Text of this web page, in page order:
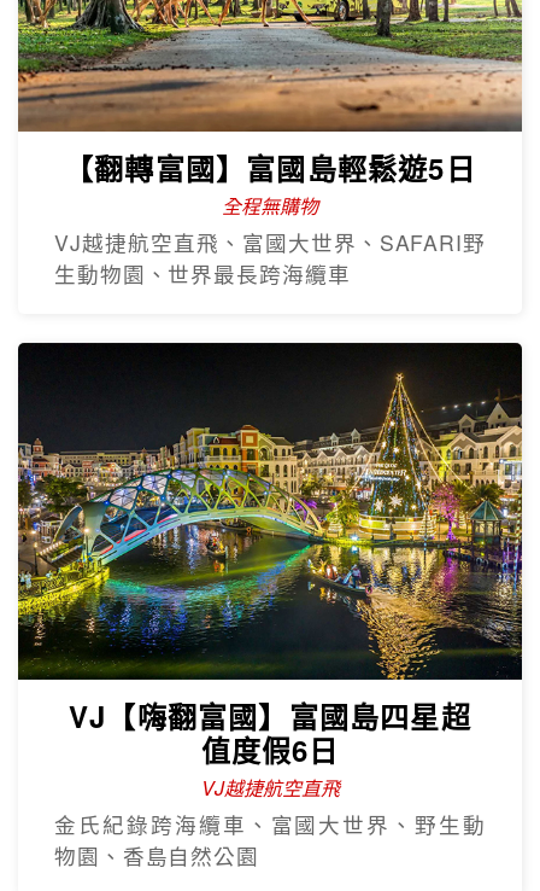
【翻轉富國】富國島輕鬆遊5日
全程無購物
VJ越捷航空直飛、富國大世界、SAFARI野
生動物園、世界最長跨海纜車
VJ【嗨翻富國】富國島四星超
值度假6日
VJ越捷航空直飛
金氏紀錄跨海纜車、富國大世界、野生動
物園、香島自然公園